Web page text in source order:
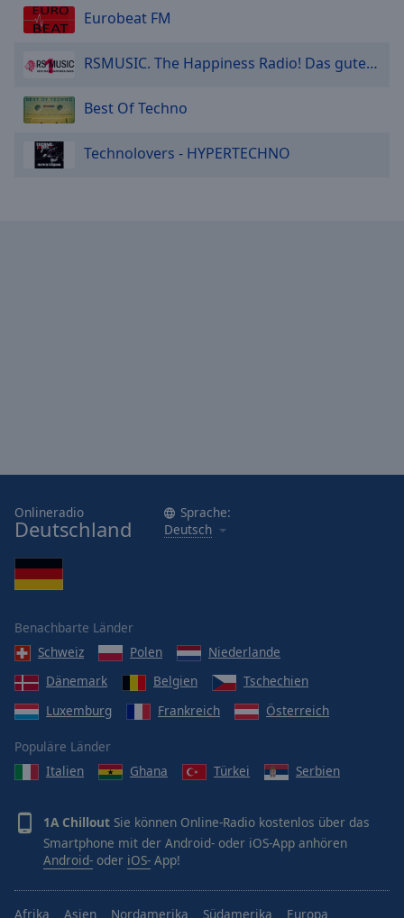
Eurobeat FM
RSMUSIC. The Happiness Radio! Das gute Laune Radio!
Best Of Techno
Technolovers - HYPERTECHNO
Onlineradio
Deutschland
Sprache:
Deutsch
Benachbarte Länder
Schweiz
Polen
Niederlande
Dänemark
Belgien
Tschechien
Luxemburg
Frankreich Österreich
Populäre Länder
Italien
Ghana Türkei Serbien
1A Chillout Sie können Online-Radio kostenlos über das
Smartphone mit der Android- oder iOS-App anhören
Android- oder iOS- App!
Afrika Asien Nordamerika Südamerika Europa